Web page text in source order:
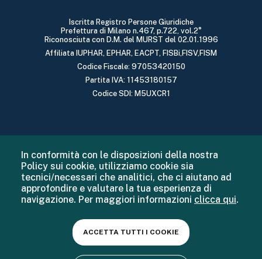
Iscritta Registro Persone Giuridiche
Prefettura di Milano n.467, p.722, vol.2°
Riconosciuta con D.M. del MURST del 02.01.1996
Affiliata IUPHAR, EPHAR, EACPT, FISBi,FISV,FISM
Codice Fiscale: 97053420150
Partita IVA: 11453180157
Codice SDI: M5UXCR1
In conformità con le disposizioni della nostra
Policy sui cookie, utilizziamo cookie sia
tecnici/necessari che analitici, che ci aiutano ad
approfondire e valutare la tua esperienza di
navigazione. Per maggiori informazioni clicca qui.
ACCETTA TUTTI I COOKIE